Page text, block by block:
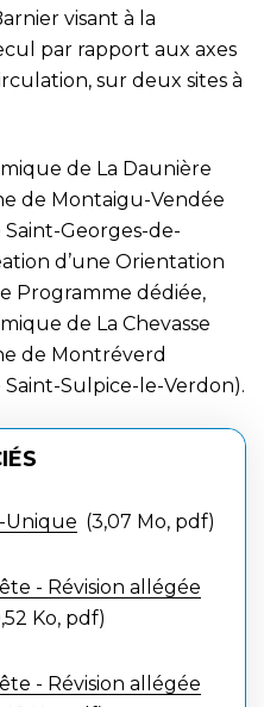
visant à la
par rapport aux axes
sur deux sites à
de La Daunière
de Montaigu-Vendée
Georges-de-
d’une Orientation
Programme dédiée,
de La Chevasse
de Montréverd
Sulpice-le-Verdon).
3,07 Mo, pdf
- Révision allégée
Ko, pdf
- Révision allégée